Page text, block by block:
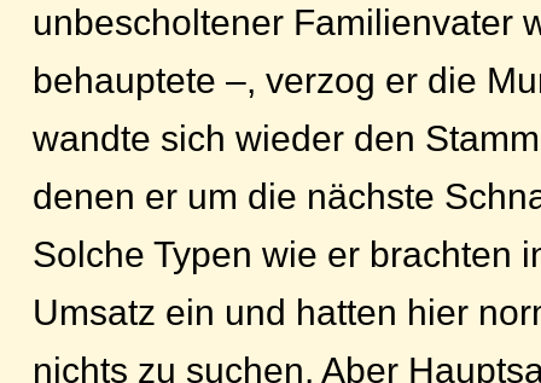
unbescholtener Familienvater
behauptete –, verzog er die
wandte sich wieder den
denen er um die nächste
Solche Typen wie er brachten
Umsatz ein und hatten hier
nichts zu suchen. Aber